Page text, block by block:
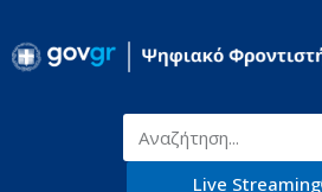
Live Streaming